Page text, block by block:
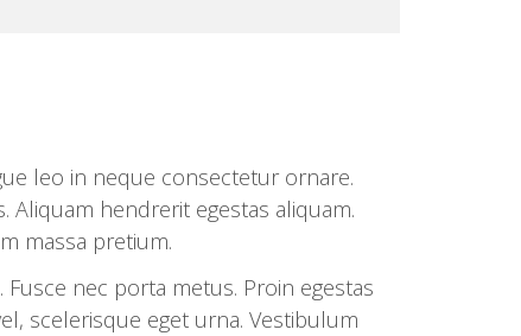
leo in neque consectetur ornare.
Aliquam hendrerit egestas aliquam.
massa pretium.
nec porta metus. Proin egestas
scelerisque eget urna. Vestibulum